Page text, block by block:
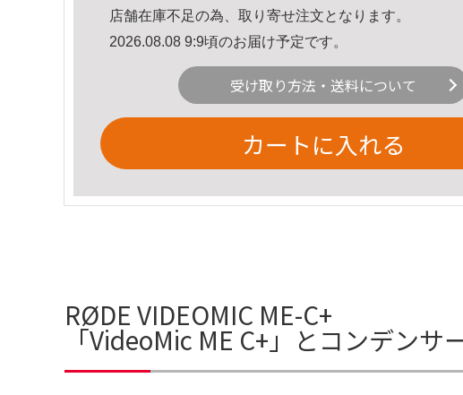
店舗在庫不足の為、取り寄せ注文となります。
2026.08.08 9:9頃のお届け予定です。
受け取り方法・送料について
カートに入れる
RØDE VIDEOMIC ME-C+ ロ
「VideoMic ME C+」とコンデンサ